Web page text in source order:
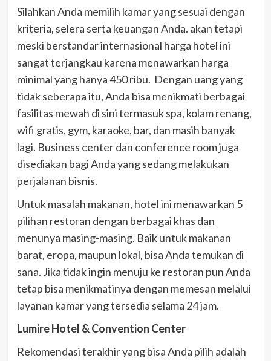
Silahkan Anda memilih kamar yang sesuai dengan
kriteria, selera serta keuangan Anda. akan tetapi
meski berstandar internasional harga hotel ini
sangat terjangkau karena menawarkan harga
minimal yang hanya 450 ribu. Dengan uang yang
tidak seberapa itu, Anda bisa menikmati berbagai
fasilitas mewah di sini termasuk spa, kolam renang,
wifi gratis, gym, karaoke, bar, dan masih banyak
lagi. Business center dan conference room juga
disediakan bagi Anda yang sedang melakukan
perjalanan bisnis.
Untuk masalah makanan, hotel ini menawarkan 5
pilihan restoran dengan berbagai khas dan
menunya masing-masing. Baik untuk makanan
barat, eropa, maupun lokal, bisa Anda temukan di
sana. Jika tidak ingin menuju ke restoran pun Anda
tetap bisa menikmatinya dengan memesan melalui
layanan kamar yang tersedia selama 24 jam.
Lumire Hotel & Convention Center
Rekomendasi terakhir yang bisa Anda pilih adalah